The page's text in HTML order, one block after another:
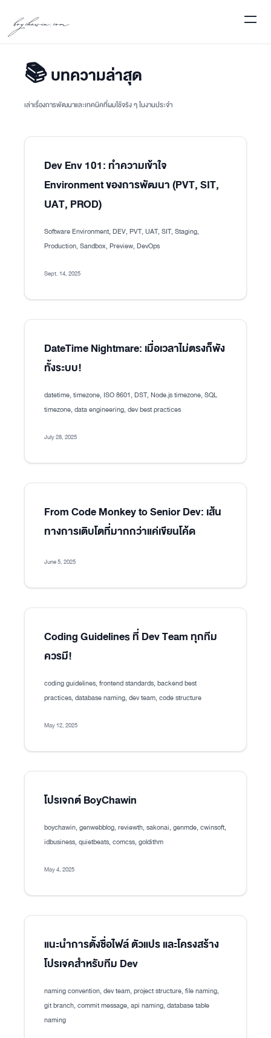
boychawin.com
📚 บทความล่าสุด
เล่าเรื่องการพัฒนาและเทคนิคที่ผมใช้จริง ๆ ในงานประจำ
Dev Env 101: ทำความเข้าใจ
Environment ของการพัฒนา (PVT, SIT,
UAT, PROD)
Software Environment, DEV, PVT, UAT, SIT, Staging,
Production, Sandbox, Preview, DevOps
Sept. 14, 2025
DateTime Nightmare: เมื่อเวลาไม่ตรงก็พัง
ทั้งระบบ!
datetime, timezone, ISO 8601, DST, Node.js timezone, SQL
timezone, data engineering, dev best practices
July 28, 2025
From Code Monkey to Senior Dev: เส้น
ทางการเติบโตที่มากกว่าแค่เขียนโค้ด
June 5, 2025
Coding Guidelines ที่ Dev Team ทุกทีม
ควรมี!
coding guidelines, frontend standards, backend best
practices, database naming, dev team, code structure
May 12, 2025
โปรเจกต์ BoyChawin
boychawin, genwebblog, reviewth, sakonai, genmde, cwinsoft,
idbusiness, quietbeats, comcss, goldithm
May 4, 2025
แนะนำการตั้งชื่อไฟล์ ตัวแปร และโครงสร้าง
โปรเจคสำหรับทีม Dev
naming convention, dev team, project structure, file naming,
git branch, commit message, api naming, database table
naming